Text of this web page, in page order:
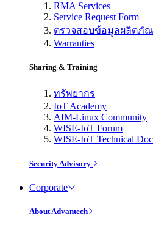
RMA Services
Service Request Form
ตรวจสอบข้อมูลผลิตภั
Warranties
Sharing & Training
ทรัพยากร
IoT Academy
AIM-Linux Community
WISE-IoT Forum
WISE-IoT Technical
Security Advisory
Corporate
About Advantech